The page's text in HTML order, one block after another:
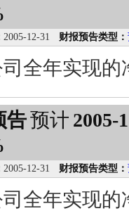
2005-12-31 财报预告类型：
全年实现的
告预计 2005-
2005-12-31 财报预告类型：
全年实现的